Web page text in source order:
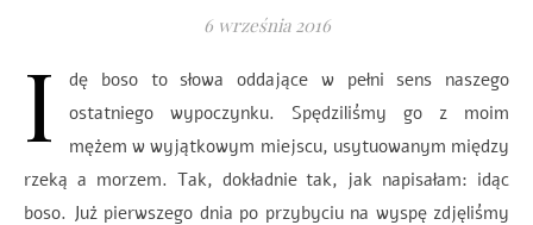
6 września 2016
I
dę boso to słowa oddające w pełni sens naszego
ostatniego wypoczynku. Spędziliśmy go z moim
mężem w wyjątkowym miejscu, usytuowanym między
rzeką a morzem. Tak, dokładnie tak, jak napisałam: idąc
boso. Już pierwszego dnia po przybyciu na wyspę zdjęliśmy